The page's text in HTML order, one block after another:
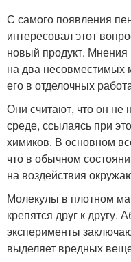
С самого появления
интересовал этот
новый продукт. Мнения
на два несовместимых
его в отделочных
Они считают, что он
среде, ссылаясь при
химиков. В основном
что в обычном
на воздействия
Молекулы в плотном
крепятся друг к
эксперименты
выделяет вредных